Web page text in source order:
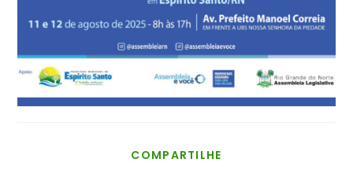
COMPARTILHE